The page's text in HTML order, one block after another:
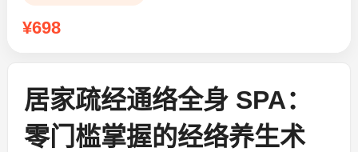
¥698
居家疏经通络全身 SPA：
零门槛掌握的经络养生术